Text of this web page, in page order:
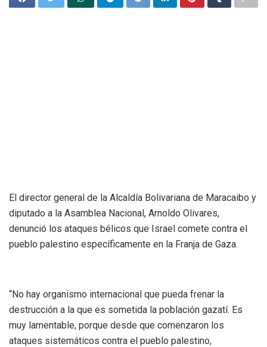
El director general de la Alcaldía Bolivariana de Maracaibo y
diputado a la Asamblea Nacional, Arnoldo Olivares,
denunció los ataques bélicos que Israel comete contra el
pueblo palestino específicamente en la Franja de Gaza.
“No hay organismo internacional que pueda frenar la
destrucción a la que es sometida la población gazatí. Es
muy lamentable, porque desde que comenzaron los
ataques sistemáticos contra el pueblo palestino,